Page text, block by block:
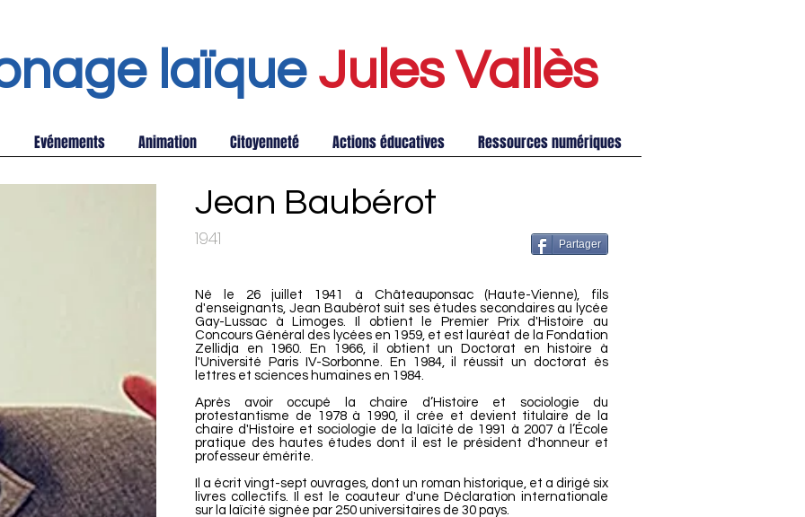
laïque Jules Vallès
Evénements Animation Citoyenneté Actions éducatives Ressources numériques
Jean Baubérot
1941 Partager
Né le 26 juillet 1941 à Châteauponsac (Haute-Vienne), fils
d'enseignants, Jean Baubérot suit ses études secondaires au lycée
Gay-Lussac à Limoges. Il obtient le Premier Prix d'Histoire au
Concours Général des lycées en 1959, et est lauréat de la Fondation
Zellidja en 1960. En 1966, il obtient un Doctorat en histoire à
l'Université Paris IV-Sorbonne. En 1984, il réussit un doctorat ès
lettres et sciences humaines en 1984.
Après avoir occupé la chaire d’Histoire et sociologie du
protestantisme de 1978 à 1990, il crée et devient titulaire de la
chaire d'Histoire et sociologie de la laïcité de 1991 à 2007 à l’École
pratique des hautes études dont il est le président d'honneur et
professeur émérite.
Il a écrit vingt-sept ouvrages, dont un roman historique, et a dirigé six
livres collectifs. Il est le coauteur d'une Déclaration internationale
sur la laïcité signée par 250 universitaires de 30 pays.